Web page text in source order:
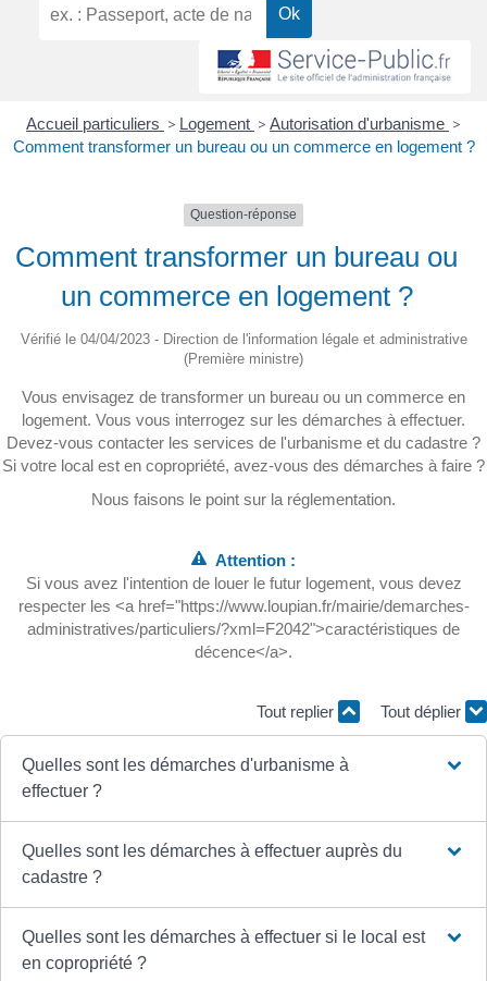
Accueil particuliers > Logement > Autorisation d'urbanisme >
Comment transformer un bureau ou un commerce en logement ?
Question-réponse
Comment transformer un bureau ou
un commerce en logement ?
Vérifié le 04/04/2023 - Direction de l'information légale et administrative
(Première ministre)
Vous envisagez de transformer un bureau ou un commerce en
logement. Vous vous interrogez sur les démarches à effectuer.
Devez-vous contacter les services de l'urbanisme et du cadastre ?
Si votre local est en copropriété, avez-vous des démarches à faire ?
Nous faisons le point sur la réglementation.
Attention :
Si vous avez l'intention de louer le futur logement, vous devez
respecter les <a href="https://www.loupian.fr/mairie/demarches-
administratives/particuliers/?xml=F2042">caractéristiques de
décence</a>.
Tout replier Tout déplier
Quelles sont les démarches d'urbanisme à
effectuer ?
Quelles sont les démarches à effectuer auprès du
cadastre ?
Quelles sont les démarches à effectuer si le local est
en copropriété ?